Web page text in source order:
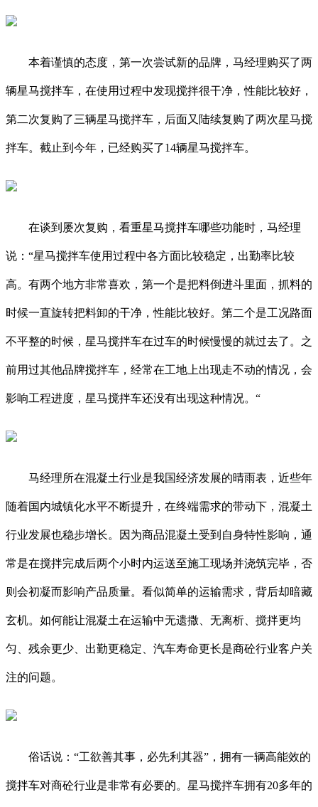
本着谨慎的态度，第一次尝试新的品牌，马经理购买了两
辆星马搅拌车，在使用过程中发现搅拌很干净，性能比较好，
第二次复购了三辆星马搅拌车，后面又陆续复购了两次星马搅
拌车。截止到今年，已经购买了14辆星马搅拌车。
在谈到屡次复购，看重星马搅拌车哪些功能时，马经理
说：“星马搅拌车使用过程中各方面比较稳定，出勤率比较
高。有两个地方非常喜欢，第一个是把料倒进斗里面，抓料的
时候一直旋转把料卸的干净，性能比较好。第二个是工况路面
不平整的时候，星马搅拌车在过车的时候慢慢的就过去了。之
前用过其他品牌搅拌车，经常在工地上出现走不动的情况，会
影响工程进度，星马搅拌车还没有出现这种情况。“
马经理所在混凝土行业是我国经济发展的晴雨表，近些年
随着国内城镇化水平不断提升，在终端需求的带动下，混凝土
行业发展也稳步增长。因为商品混凝土受到自身特性影响，通
常是在搅拌完成后两个小时内运送至施工现场并浇筑完毕，否
则会初凝而影响产品质量。看似简单的运输需求，背后却暗藏
玄机。如何能让混凝土在运输中无遗撒、无离析、搅拌更均
匀、残余更少、出勤更稳定、汽车寿命更长是商砼行业客户关
注的问题。
俗话说：“工欲善其事，必先利其器”，拥有一辆高能效的
搅拌车对商砼行业是非常有必要的。星马搅拌车拥有20多年的